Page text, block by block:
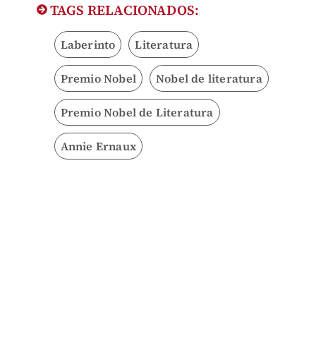
TAGS RELACIONADOS:
Laberinto Literatura
Premio Nobel Nobel de literatura
Premio Nobel de Literatura
Annie Ernaux